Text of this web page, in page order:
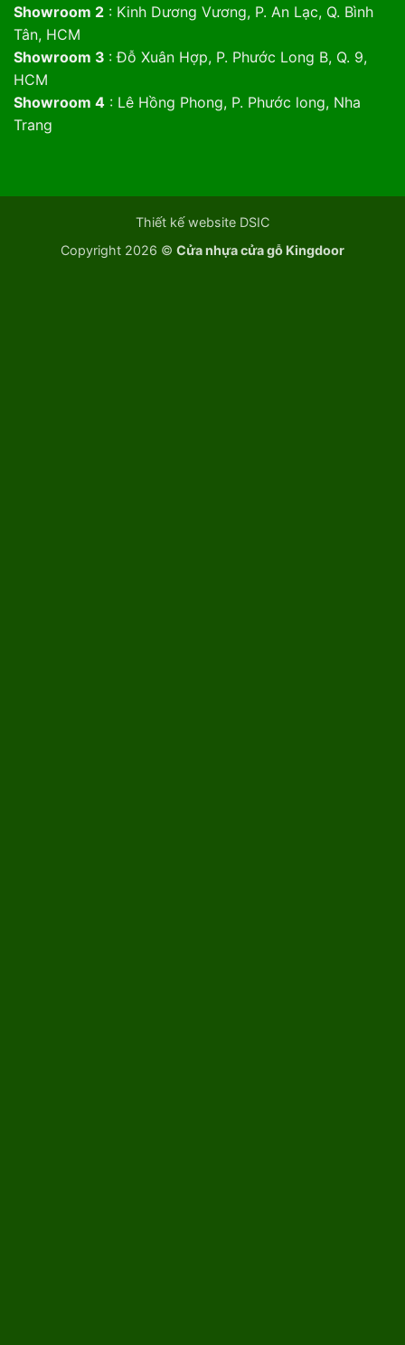
Showroom 2: Kinh Dương Vương, P. An Lạc, Q. Bình
Tân, HCM
Showroom 3 : Đỗ Xuân Hợp, P. Phước Long B, Q. 9,
HCM
Showroom 4: Lê Hồng Phong, P. Phước long, Nha
Trang
Thiết kế website DSIC
Copyright 2026 © Cửa nhựa cửa gỗ Kingdoor